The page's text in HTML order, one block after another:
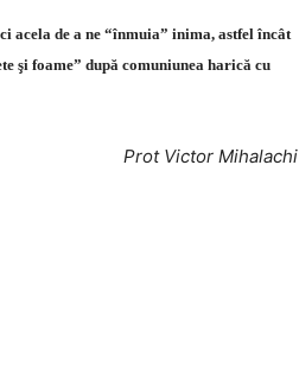
acela de a ne “înmuia” inima, astfel încât
şi foame” după comuniunea harică cu
Prot Victor Mihalachi